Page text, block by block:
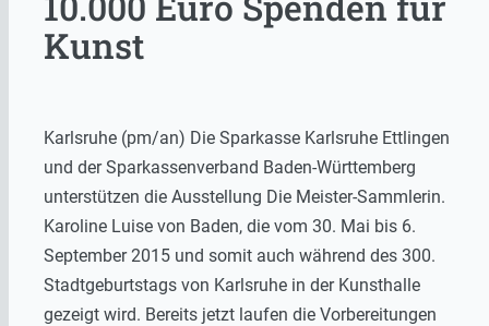
Kunst
Karlsruhe (pm/an) Die Sparkasse Karlsruhe Ettlingen
und der Sparkassenverband Baden-Württemberg
unterstützen die Ausstellung Die Meister-Sammlerin.
Karoline Luise von Baden, die vom 30. Mai bis 6.
September 2015 und somit auch während des 300.
Stadtgeburtstags von Karlsruhe in der Kunsthalle
gezeigt wird. Bereits jetzt laufen die Vorbereitungen